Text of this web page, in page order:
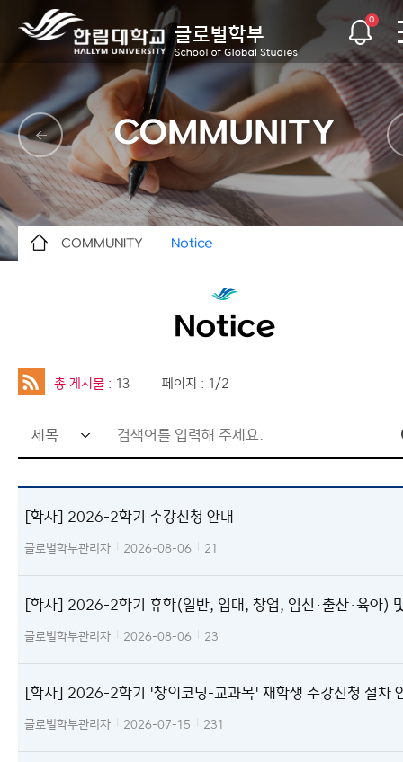
0
COMMUNITY
COMMUNITY Notice
Schedule
Archive
Photo Gallery
Student Activities
FAQ
Notice
총 게시물 : 13 페이지 : 1/2
검
색
어
입
력
창
[학사] 2026-2학기 수강신청 안내
글로벌학부관리자 2026-08-06 21
[학사] 2026-2학기 휴학(일반, 입대, 창업, 임신·출산·육아)
학, 자퇴 안내
글로벌학부관리자 2026-08-06 23
[학사] 2026-2학기 '창의코딩-교과목' 재학생 수강신청 절차
글로벌학부관리자 2026-07-15 231